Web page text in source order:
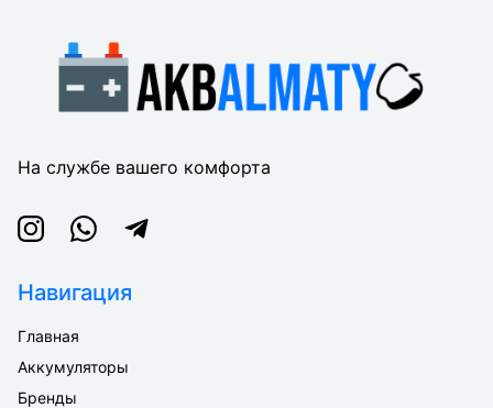
На службе вашего комфорта
InstagramWhatsappTelegram
Навигация
Главная
Аккумуляторы
Бренды